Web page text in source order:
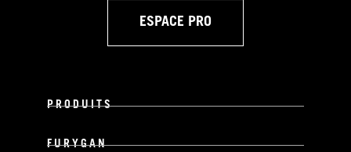
ESPACE PRO
PRODUITS
FURYGAN